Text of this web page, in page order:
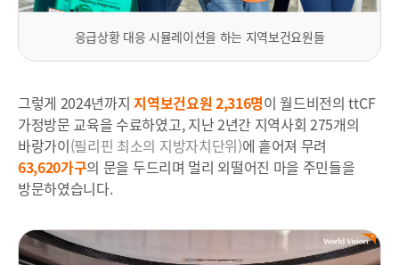
응급상황 대응 시뮬레이션을 하는 지역보건요원들
그렇게 2024년까지지역보건요원 2,316명이 월드비전의 ttCF
가정방문 교육을 수료하였고, 지난 2년간 지역사회 275개의
바랑가이(필리핀 최소의 지방자치단위)에 흩어져 무려
63,620가구의 문을 두드리며 멀리 외떨어진 마을 주민들을
방문하였습니다.